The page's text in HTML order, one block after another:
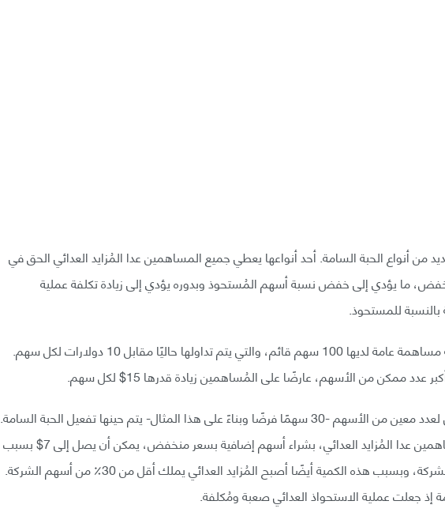
من أنواع الحبة السامة. أحد أنواعها يعطي جميع المساهمين عدا المُزايد العدائي الحق في
ما يؤدي إلى خفض نسبة أسهم المُستحوذ وبدوره يؤدي إلى زيادة تكلفة عملية
بالنسبة للمستحوذ.
لتبسيط الأمر، تخيّل أن شركة مساهمة عامة لديها 100 سهم قائم، والتي يتم تداولها حاليًا مقابل 10 دولارات لكل سهم.
عدد ممكن من الأسهم، عارضًا على المُساهمين زيادة قدرها 15$ لكل سهم.
بمجرد امتلاك المُزايد العدائي لعدد معين من الأسهم -30 سهمًا فرضًا وبناءً على هذا المثال- يتم حينها تفعيل الحبة السامة.
وتسمح الشركة لجميع المساهمين عدا المُزايد العدائي، بشراء أسهم إضافية بسعر منخفض، يمكن أن يصل إلى 7$ بسبب
كمية الأسهم الإضافية من الشركة، وبسبب هذه الكمية أيضًا أصبح المُزايد العدائي يملك أقل من 30٪؜ من أسهم الشركة.
إذ جعلت عملية الاستحواذ العدائي صعبة ومُكلفة.